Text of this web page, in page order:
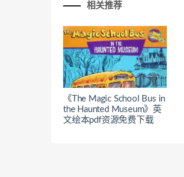
相关推荐
《The Magic School Bus in
the Haunted Museum》英
文绘本pdf资源免费下载